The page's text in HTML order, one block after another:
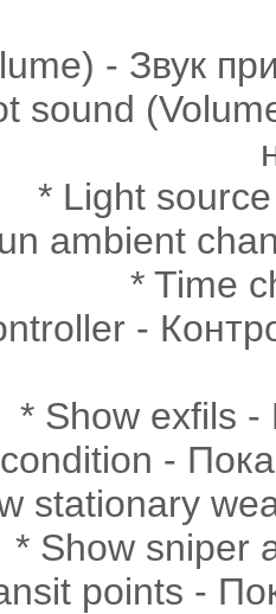
- Звук
sound
* Light
ambient
* Time
-
* Show exfils
-
stationary
* Show sniper
points -